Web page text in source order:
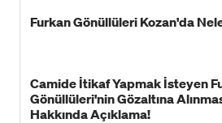
Furkan Gönüllüleri Kozan'da
Camide İtikaf Yapmak İsteyen
Gönüllüleri'nin Gözaltına
Hakkında Açıklama!